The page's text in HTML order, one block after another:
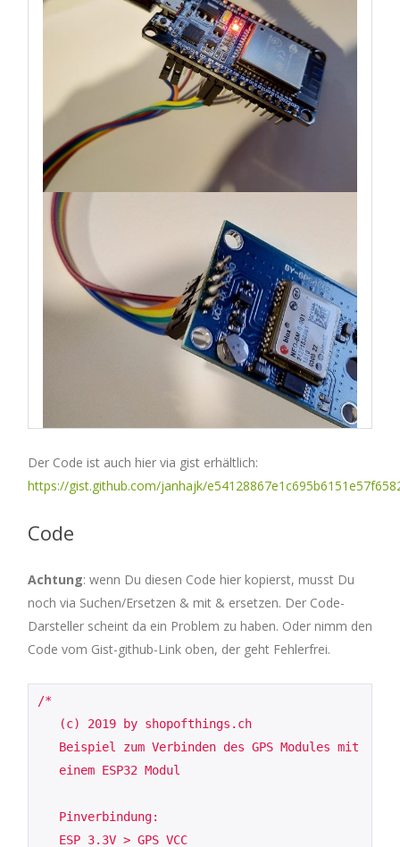
Der Code ist auch hier via gist erhältlich:
https://gist.github.com/janhajk/
Code
Achtung: wenn Du diesen Code hier kopierst, musst Du
noch via Suchen/Ersetzen & mit & ersetzen. Der Code-
Darsteller scheint da ein Problem zu haben. Oder nimm den
Code vom Gist-github-Link oben, der geht Fehlerfrei.
/*